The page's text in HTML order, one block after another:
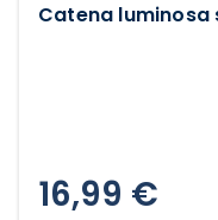
Catena luminosa
16,99 €